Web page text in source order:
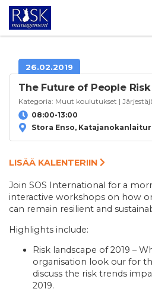
26.02.2019
The Future of People Risk
Kategoria: Muut koulutukset |
08:00-13:00
Stora Enso, Katajanokanlaituri
Join SOS International for a
interactive workshops on how
can remain resilient and
Highlights include:
Risk landscape of 2019 –
organisation look our for
discuss the risk trends
2019.